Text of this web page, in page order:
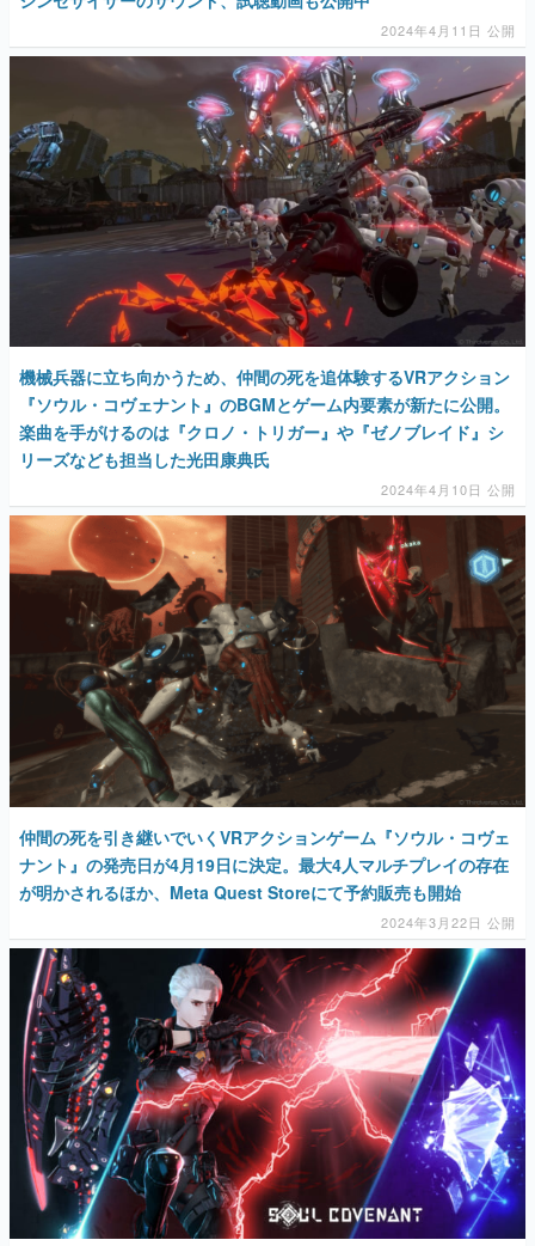
2024年4月11日 公開
機械兵器に立ち向かうため、仲間の死を追体験するVRアクション
『ソウル・コヴェナント』のBGMとゲーム内要素が新たに公開。
楽曲を手がけるのは『クロノ・トリガー』や『ゼノブレイド』シ
リーズなども担当した光田康典氏
2024年4月10日 公開
仲間の死を引き継いでいくVRアクションゲーム『ソウル・コヴェ
ナント』の発売日が4月19日に決定。最大4人マルチプレイの存在
が明かされるほか、Meta Quest Storeにて予約販売も開始
2024年3月22日 公開